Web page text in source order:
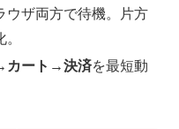
ウザ両方で待機。片方
カート→決済を最短動